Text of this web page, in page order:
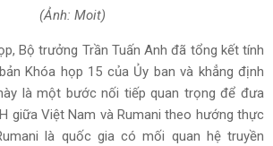
(Ảnh: Moit)
Bộ trưởng Trần Tuấn Anh đã tổng kết tính
Khóa họp 15 của Ủy ban và khẳng định
là một bước nối tiếp quan trọng để đưa
giữa Việt Nam và Rumani theo hướng thực
là quốc gia có mối quan hệ truyền